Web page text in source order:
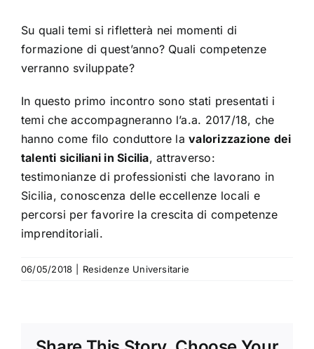
Su quali temi si rifletterà nei momenti di
formazione di quest’anno? Quali competenze
verranno sviluppate?
In questo primo incontro sono stati presentati i
temi che accompagneranno l’a.a. 2017/18, che
hanno come filo conduttore lavalorizzazione dei
talenti siciliani in Sicilia, attraverso:
testimonianze di professionisti che lavorano in
Sicilia, conoscenza delle eccellenze locali e
percorsi per favorire la crescita di competenze
imprenditoriali.
06/05/2018 Residenze Universitarie